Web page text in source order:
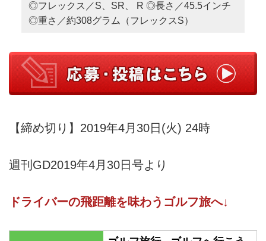
◎フレックス／S、SR、 R ◎長さ／45.5インチ
◎重さ／約308グラム（フレックスS）
【締め切り】2019年4月30日(火) 24時
週刊GD2019年4月30日号より
ドライバーの飛距離を味わうゴルフ旅へ↓